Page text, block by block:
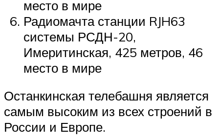
место в мире
Радиомачта станции RJH63
системы РСДН-20,
Имеритинская, 425 метров, 46
место в мире
Останкинская телебашня является
самым высоким из всех строений в
России и Европе.